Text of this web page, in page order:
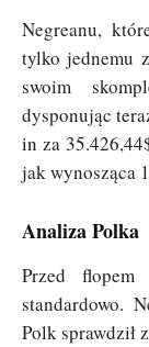
Negreanu,
tylko jednemu
swoim
dysponując
in za
jak wynosząca
Analiza Polka
Przed
standardowo.
Polk sprawdził z